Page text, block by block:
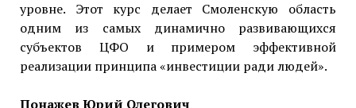
уровне. Этот курс делает Смоленскую область
одним из самых динамично развивающихся
субъектов ЦФО и примером эффективной
реализации принципа «инвестиции ради людей».
Понажев Юрий Олегович